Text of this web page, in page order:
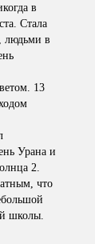
в
Стала
людьми в
13
Урана и
2.
что
школы.